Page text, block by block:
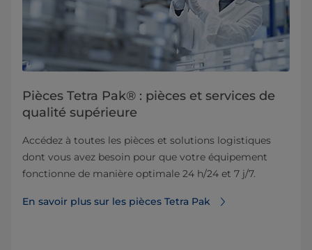
Pièces Tetra Pak® : pièces et services de
qualité supérieure
Accédez à toutes les pièces et solutions logistiques
dont vous avez besoin pour que votre équipement
fonctionne de manière optimale 24 h/24 et 7 j/7.
En savoir plus sur les pièces Tetra Pak